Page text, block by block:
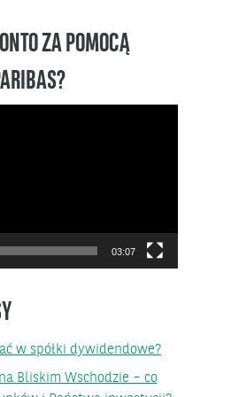
ZA POMOCĄ
03:07
w spółki dywidendowe?
Bliskim Wschodzie – co